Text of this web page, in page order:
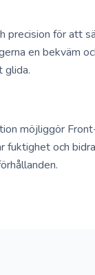
precision för att
en bekväm
glida.
möjliggör
fuktighet och